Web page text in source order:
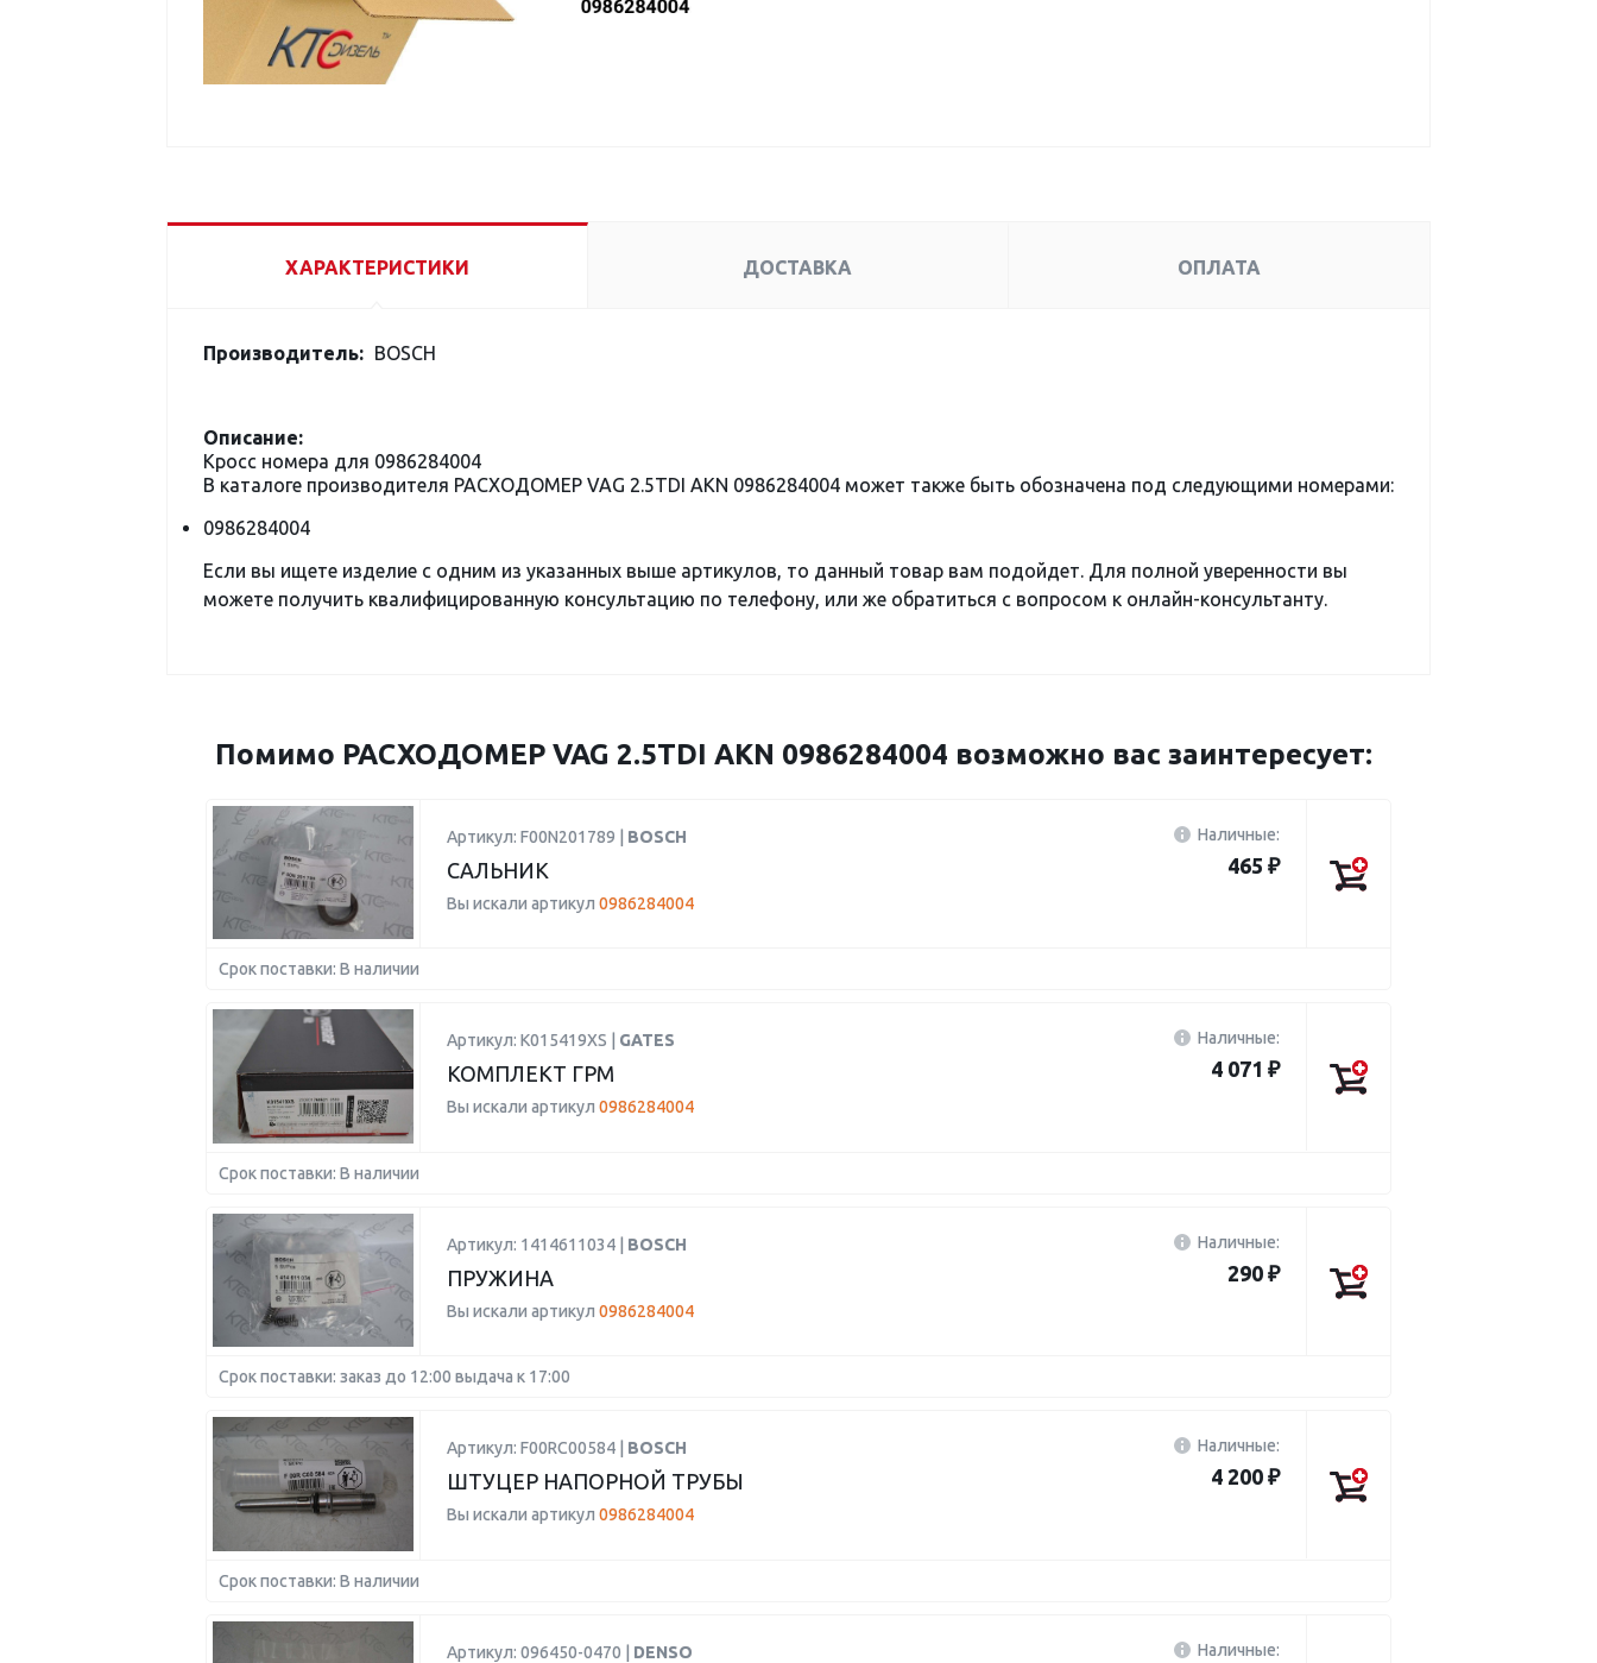
ХАРАКТЕРИСТИКИ ДОСТАВКА ОПЛАТА
Производитель: BOSCH
Описание:
Кросс номера для 0986284004
В каталоге производителя РАСХОДОМЕР VAG 2.5TDI AKN 0986284004 может также быть обозначена под следующими номерами:
0986284004
Если вы ищете изделие с одним из указанных выше артикулов, то данный товар вам подойдет. Для полной уверенности вы
можете получить квалифицированную консультацию по телефону, или же обратиться с вопросом к онлайн-консультанту.
Помимо РАСХОДОМЕР VAG 2.5TDI AKN 0986284004 возможно вас заинтересует:
Артикул: F00N201789 | BOSCH
САЛЬНИК
Вы искали артикул 0986284004
Наличные:
465 ₽
Срок поставки: В наличии
Артикул: K015419XS | GATES
КОМПЛЕКТ ГРМ
Вы искали артикул 0986284004
Наличные:
4 071 ₽
Срок поставки: В наличии
Артикул: 1414611034 | BOSCH
ПРУЖИНА
Вы искали артикул 0986284004
Наличные:
290 ₽
Срок поставки: заказ до 12:00 выдача к 17:00
Артикул: F00RC00584 | BOSCH
ШТУЦЕР НАПОРНОЙ ТРУБЫ
Вы искали артикул 0986284004
Наличные:
4 200 ₽
Срок поставки: В наличии
Артикул: 096450-0470 | DENSO Наличные: